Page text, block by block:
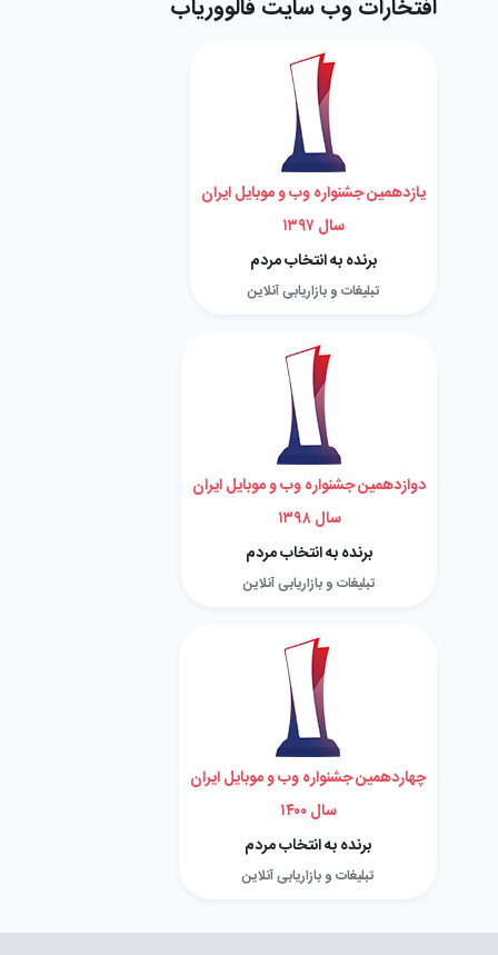
افتخارات وب سایت فالووریاب
یازدهمین جشنواره وب و موبایل ایران
سال ۱۳۹۷
برنده به انتخاب مردم
تبلیغات و بازاریابی آنلاین
دوازدهمین جشنواره وب و موبایل ایران
سال ۱۳۹۸
برنده به انتخاب مردم
تبلیغات و بازاریابی آنلاین
چهاردهمین جشنواره وب و موبایل ایران
سال ۱۴۰۰
برنده به انتخاب مردم
تبلیغات و بازاریابی آنلاین